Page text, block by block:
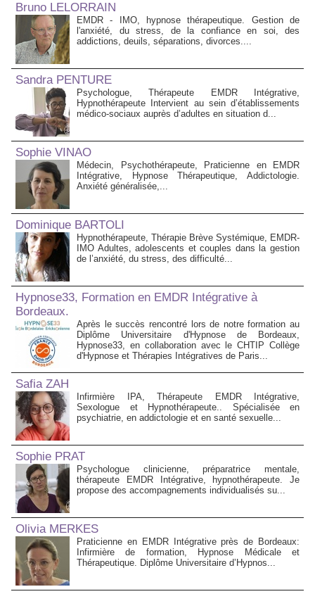
Bruno LELORRAIN
EMDR - IMO, hypnose thérapeutique. Gestion de
l'anxiété, du stress, de la confiance en soi, des
addictions, deuils, séparations, divorces....
Sandra PENTURE
Psychologue, Thérapeute EMDR Intégrative,
Hypnothérapeute Intervient au sein d’établissements
médico‑sociaux auprès d’adultes en situation d...
Sophie VINAO
Médecin, Psychothérapeute, Praticienne en EMDR
Intégrative, Hypnose Thérapeutique, Addictologie.
Anxiété généralisée,...
Dominique BARTOLI
Hypnothérapeute, Thérapie Brève Systémique, EMDR-
IMO Adultes, adolescents et couples dans la gestion
de l’anxiété, du stress, des difficulté...
Hypnose33, Formation en EMDR Intégrative à
Bordeaux.
Après le succès rencontré lors de notre formation au
Diplôme Universitaire d'Hypnose de Bordeaux,
Hypnose33, en collaboration avec le CHTIP Collège
d'Hypnose et Thérapies Intégratives de Paris...
Safia ZAH
Infirmière IPA, Thérapeute EMDR Intégrative,
Sexologue et Hypnothérapeute.. Spécialisée en
psychiatrie, en addictologie et en santé sexuelle...
Sophie PRAT
Psychologue clinicienne, préparatrice mentale,
thérapeute EMDR Intégrative, hypnothérapeute. Je
propose des accompagnements individualisés su...
Olivia MERKES
Praticienne en EMDR Intégrative près de Bordeaux:
Infirmière de formation, Hypnose Médicale et
Thérapeutique. Diplôme Universitaire d’Hypnos...